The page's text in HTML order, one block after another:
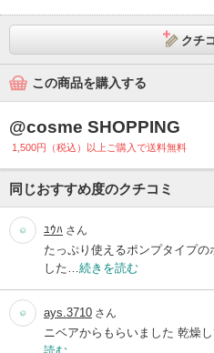
クチ
この商品を購入する
@cosme SHOPPING
1,500円（税込）以上ご購入で送料無料
同じおすすめ度のクチコミ
ﾕｳﾊ さん
たっぷり使えるポンプタイプ
した… 続きを読む
ays.3710 さん
ニベアからもらいました 乾燥